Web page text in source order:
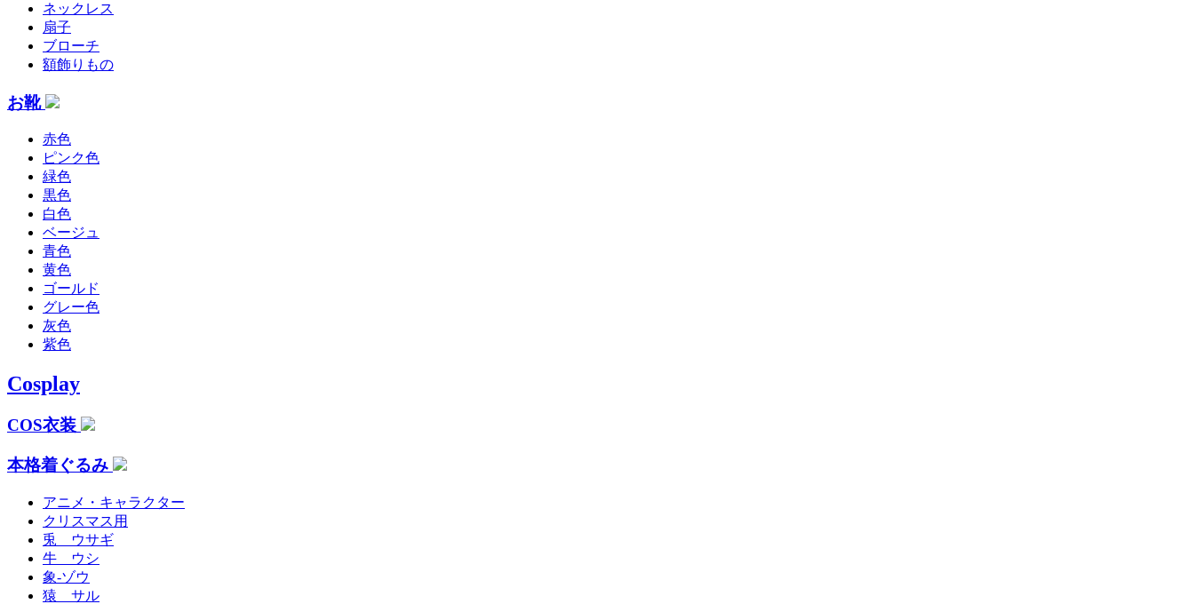
ネックレス
扇子
ブローチ
額飾りもの
お靴
赤色
ピンク色
緑色
黒色
白色
ベージュ
青色
黄色
ゴールド
グレー色
灰色
紫色
Cosplay
COS衣装
本格着ぐるみ
アニメ・キャラクター
クリスマス用
兎 ウサギ
牛 ウシ
象-ゾウ
猿 サル